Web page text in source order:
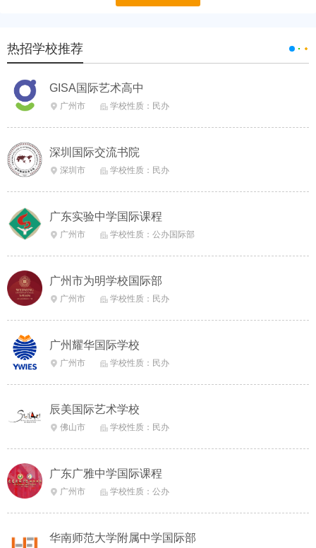
热招学校推荐
GISA国际艺术高中
 广州市  学校性质：民办
深圳国际交流书院
 深圳市  学校性质：民办
广东实验中学国际课程
 广州市  学校性质：公办国际部
广州市为明学校国际部
 广州市  学校性质：民办
广州耀华国际学校
 广州市  学校性质：民办
辰美国际艺术学校
 佛山市  学校性质：民办
广东广雅中学国际课程
 广州市  学校性质：公办
华南师范大学附属中学国际部